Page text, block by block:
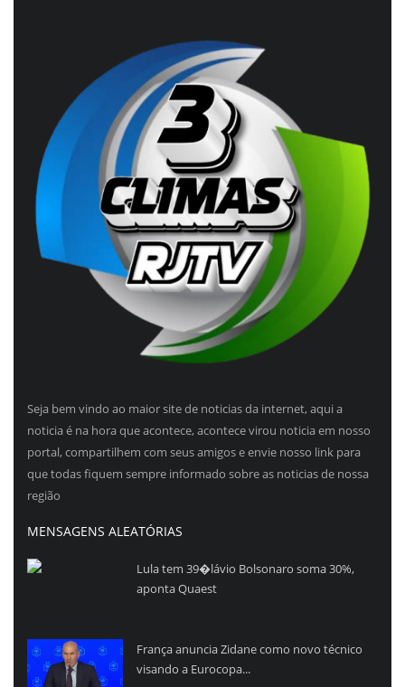
Seja bem vindo ao maior site de noticias da internet, aqui a
noticia é na hora que acontece, acontece virou noticia em nosso
portal, compartilhem com seus amigos e envie nosso link para
que todas fiquem sempre informado sobre as noticias de nossa
região
MENSAGENS ALEATÓRIAS
Lula tem 39�lávio Bolsonaro soma 30%,
aponta Quaest
França anuncia Zidane como novo técnico
visando a Eurocopa...